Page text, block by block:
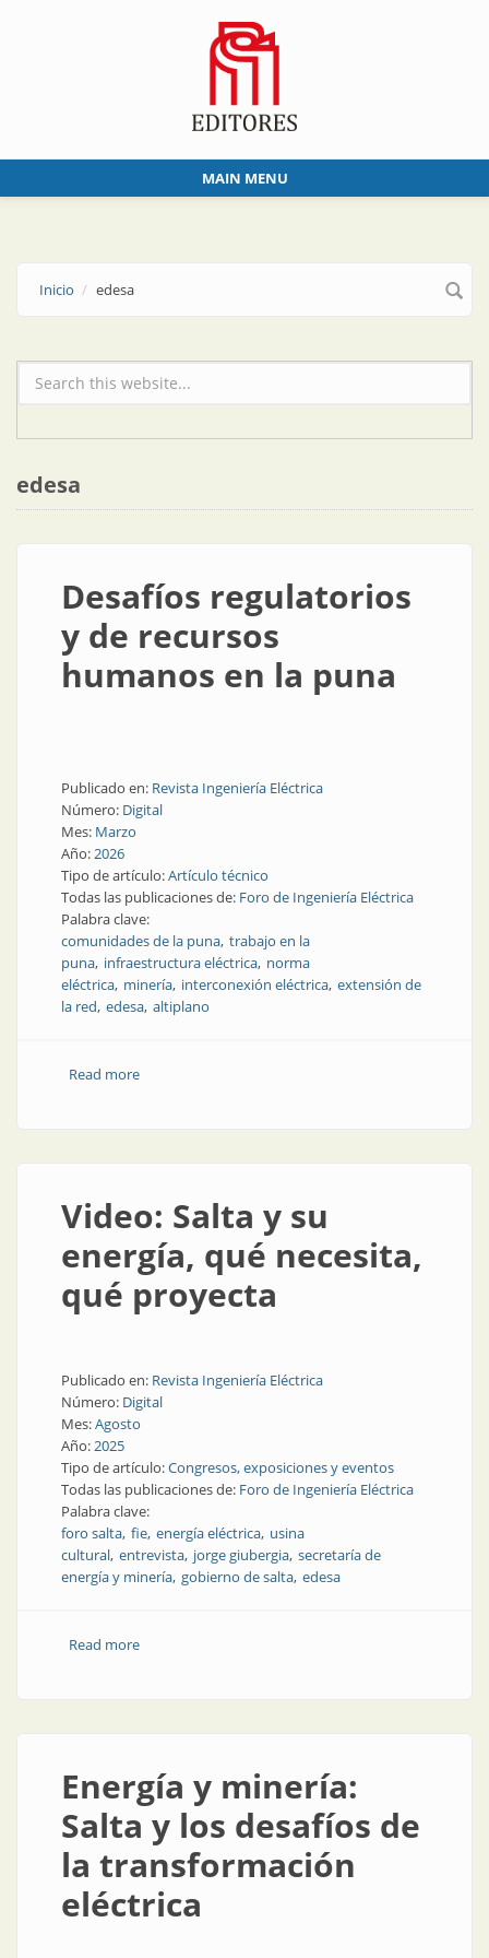
MAIN MENU
Inicio edesa
Formulario de búsqueda
edesa
Desafíos regulatorios
y de recursos
humanos en la puna
Publicado en: Revista Ingeniería Eléctrica
Número: Digital
Mes: Marzo
Año:2026
Tipo de artículo:Artículo técnico
Todas las publicaciones de: Foro de Ingeniería Eléctrica
Palabra clave:
comunidades de la puna trabajo en la
puna infraestructura eléctrica norma
eléctrica minería interconexión eléctrica extensión de
la red edesa altiplano
Read moreabout Desafíos regulatorios y de recursos humanos
Video: Salta y su
energía, qué necesita,
qué proyecta
Publicado en: Revista Ingeniería Eléctrica
Número: Digital
Mes:Agosto
Año:2025
Tipo de artículo:Congresos, exposiciones y eventos
Todas las publicaciones de: Foro de Ingeniería Eléctrica
Palabra clave:
foro salta fie energía eléctrica usina
cultural entrevista jorge giubergia secretaría de
energía y minería gobierno de salta edesa
Read moreabout Video: Salta y su energía, qué necesita, qué
Energía y minería:
Salta y los desafíos de
la transformación
eléctrica